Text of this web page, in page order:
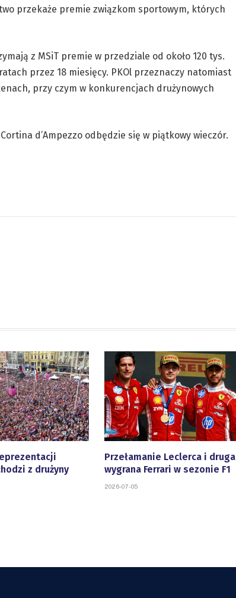
przekaże premie związkom sportowym, których
z MSiT premie w przedziale od około 120 tys.
przez 18 miesięcy. PKOl przeznaczy natomiast
przy czym w konkurencjach drużynowych
d’Ampezzo odbędzie się w piątkowy wieczór.
z drużyny
Przełamanie Leclerca i druga
wygrana Ferrari w sezonie F1
2026-07-05